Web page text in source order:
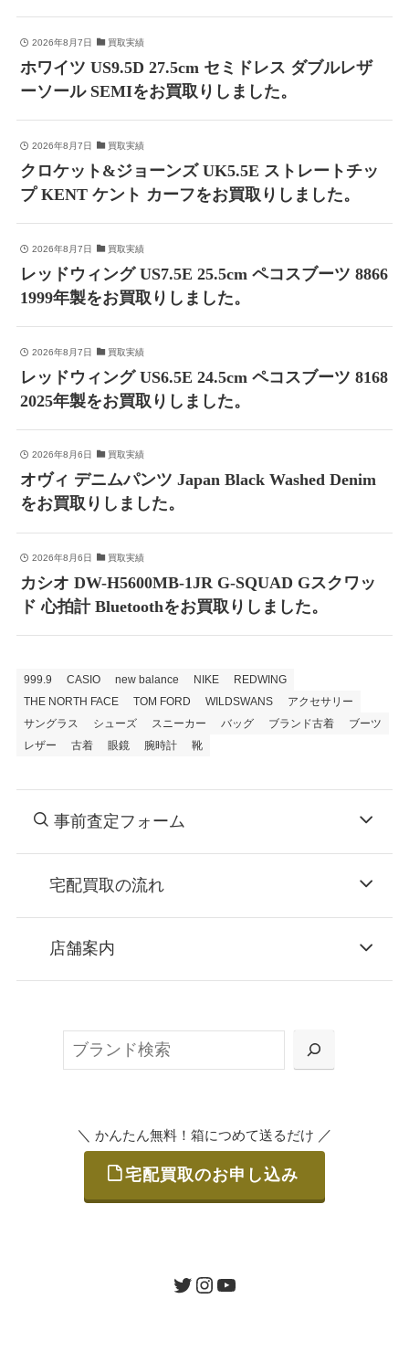
2026年8月7日 買取実績
ホワイツ US9.5D 27.5cm セミドレス ダブルレザ
ーソール SEMIをお買取りしました。
2026年8月7日 買取実績
クロケット&ジョーンズ UK5.5E ストレートチッ
プ KENT ケント カーフをお買取りしました。
2026年8月7日 買取実績
レッドウィング US7.5E 25.5cm ペコスブーツ 8866
1999年製をお買取りしました。
2026年8月7日 買取実績
レッドウィング US6.5E 24.5cm ペコスブーツ 8168
2025年製をお買取りしました。
2026年8月6日 買取実績
オヴィ デニムパンツ Japan Black Washed Denim
をお買取りしました。
2026年8月6日 買取実績
カシオ DW-H5600MB-1JR G-SQUAD Gスクワッ
ド 心拍計 Bluetoothをお買取りしました。
999.9 CASIO new balance NIKE
REDWING
THE NORTH FACE
TOM FORD WILDSWANS
アクセサリー
サングラス
シューズ スニーカー バッグ ブランド古着
ブーツ
レザー
古着 眼鏡 腕時計 靴
事前査定フォーム
宅配買取の流れ
お申込み
または梱包材不要の「集荷申込」からお選び
ご発送
店舗案内
＼ かんたん無料！箱につめて送るだけ ／
宅配買取のお申し込み
ツイッターインスタグラムユーチューブ